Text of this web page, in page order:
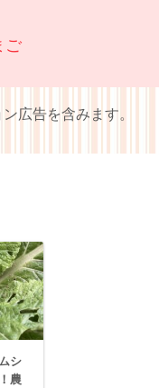
ご
広告を含みます。
シ
農